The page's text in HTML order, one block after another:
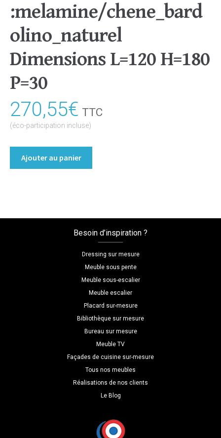
:melamine/chene_bard
olino_naturel
Dimensions L=120 H=180
P=30
270,55€ TTC
(éco-participation incluse)
Ajouter au panier
Besoin d’inspiration ?
Dressing sur mesure
Meuble sous pente
Meuble sous-escalier
Meuble escalier
Placard sur-mesure
Bibliothèque sur mesure
Bureau sur mesure
Meuble TV
Façades de cuisine sur-mesure
Tous nos meubles
Réalisations de nos clients
Le Blog